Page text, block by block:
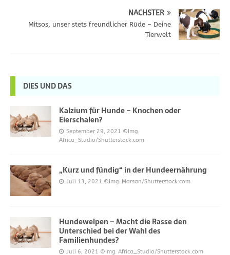
NÄCHSTER
Mitsos, unser stets freundlicher Rüde – Deine
Tierwelt
DIES UND DAS
Kalzium für Hunde – Knochen oder
Eierschalen?
September 29, 2021 ©Img.
Africa_Studio/Shutterstock.com
„Kurz und fündig“ in der Hundeernährung
Juli 13, 2021 ©Img. Marsan/Shutterstock.com
Hundewelpen – Macht die Rasse den
Unterschied bei der Wahl des
Familienhundes?
Juli 6, 2021 ©Img. Africa_Studio/Shutterstock.com